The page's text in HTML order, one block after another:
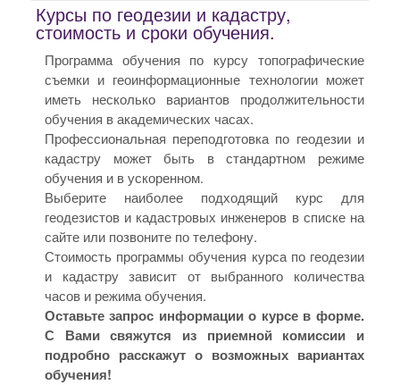
Курсы по геодезии и кадастру,
стоимость и сроки обучения.
Программа обучения по курсу топографические
съемки и геоинформационные технологии может
иметь несколько вариантов продолжительности
обучения в академических часах.
Профессиональная переподготовка по геодезии и
кадастру может быть в стандартном режиме
обучения и в ускоренном.
Выберите наиболее подходящий курс для
геодезистов и кадастровых инженеров в списке на
сайте или позвоните по телефону.
Стоимость программы обучения курса по геодезии
и кадастру зависит от выбранного количества
часов и режима обучения.
Оставьте запрос информации о курсе в форме.
С Вами свяжутся из приемной комиссии и
подробно расскажут о возможных вариантах
обучения!